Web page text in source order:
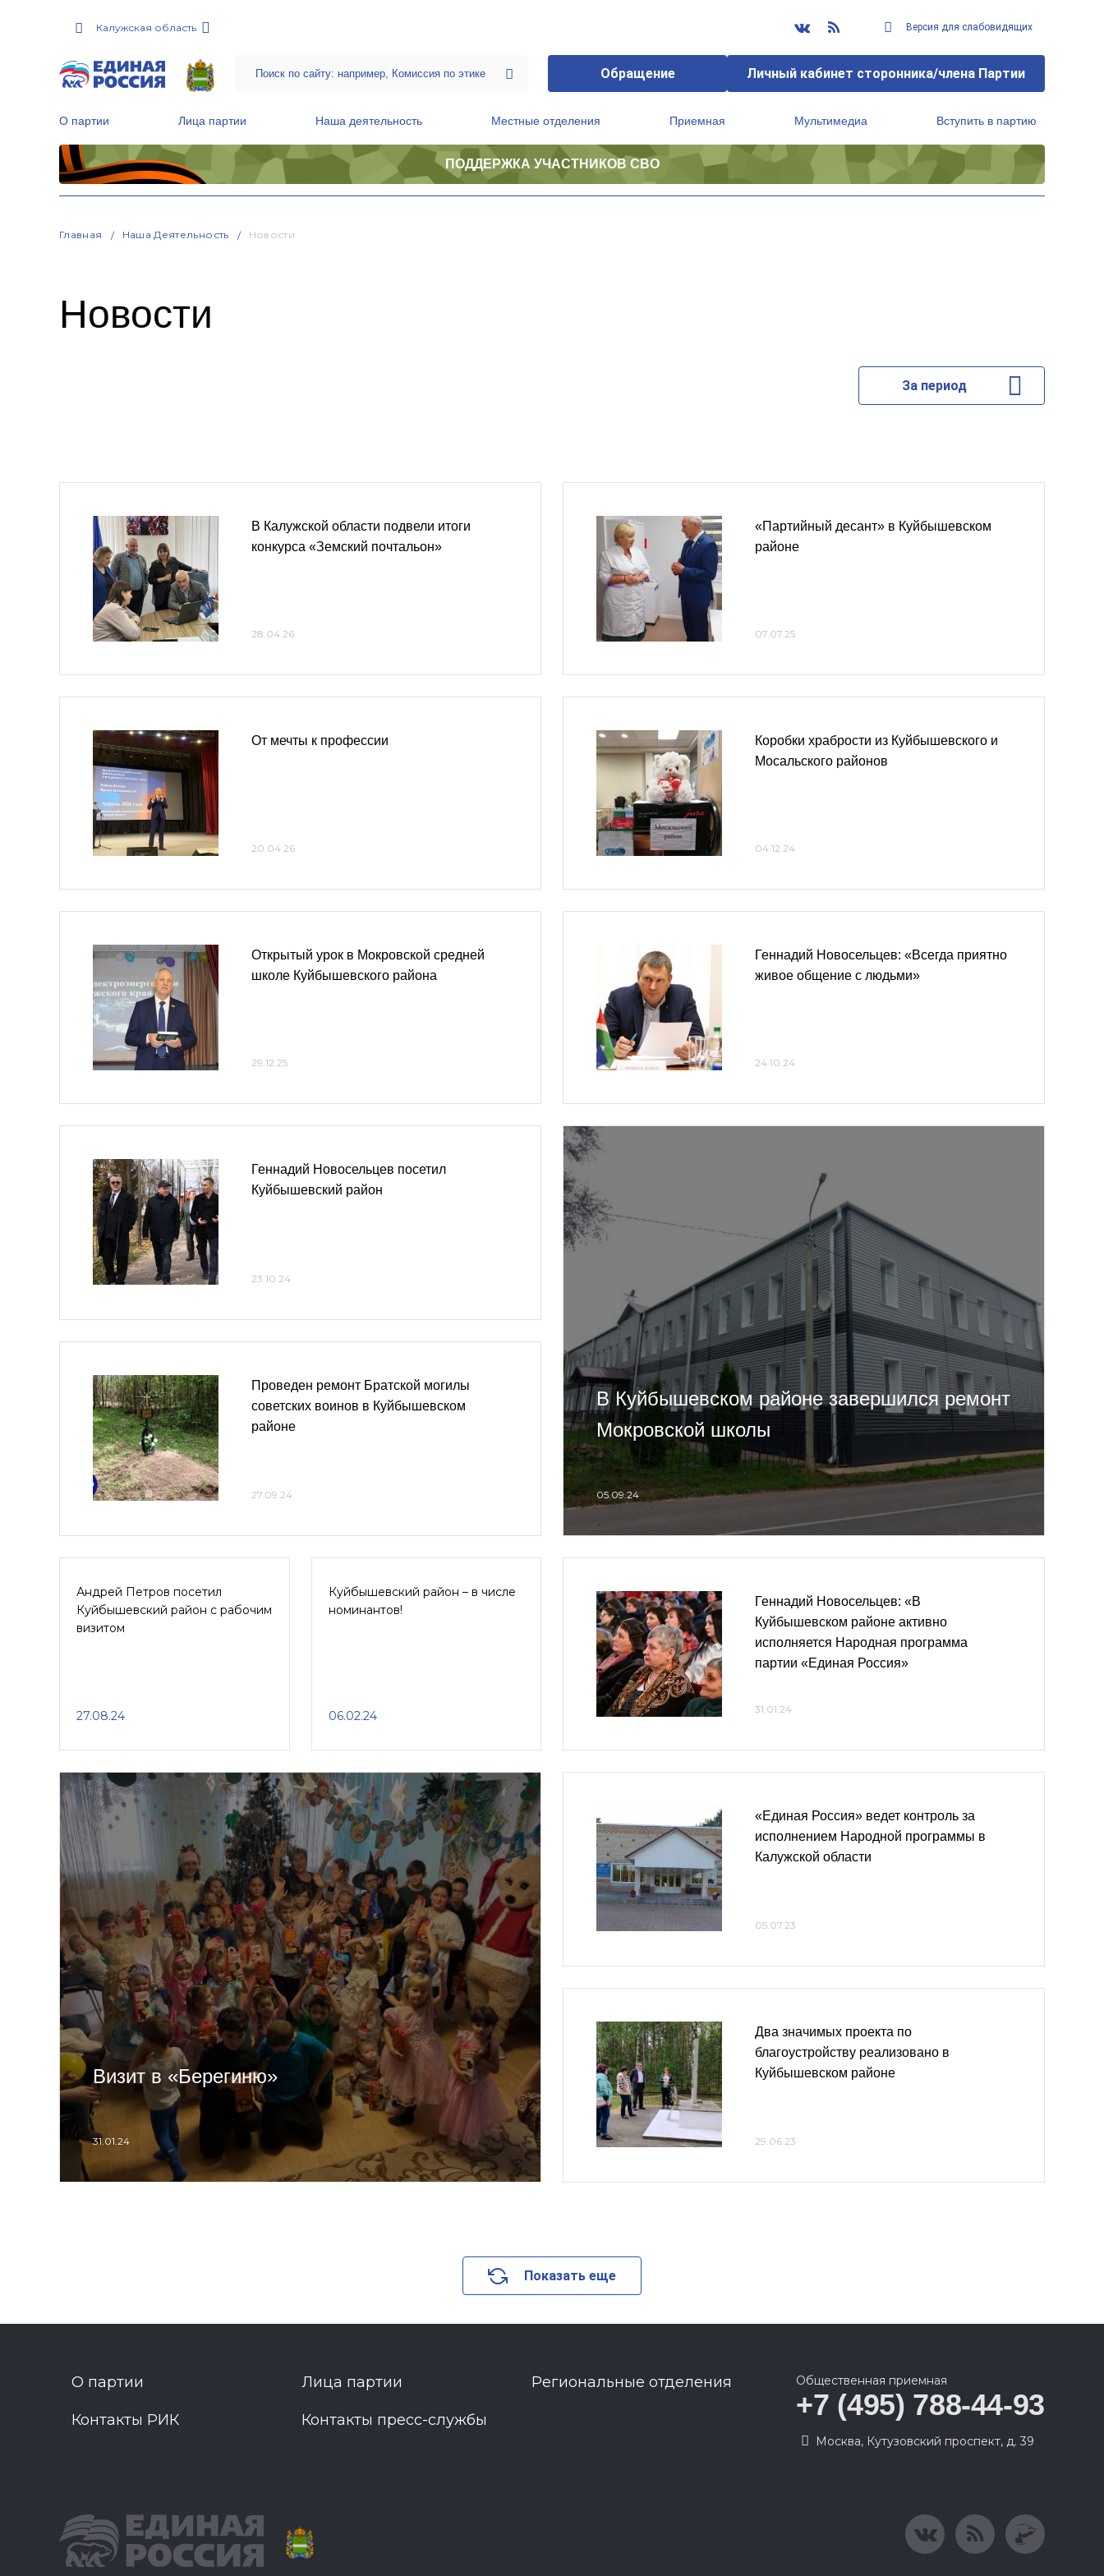
Калужская область Версия для слабовидящих
Обращение Личный кабинет сторонника/члена Партии
О партии Лица партии Наша деятельность Местные отделения Приемная Мультимедиа Вступить в партию
ПОДДЕРЖКА УЧАСТНИКОВ СВО
Главная Наша Деятельность Новости
Новости
За период
В Калужской области подвели итоги
конкурса «Земский почтальон»
28.04.26
От мечты к профессии
20.04.26
Открытый урок в Мокровской средней
школе Куйбышевского района
29.12.25
«Партийный десант» в Куйбышевском
районе
07.07.25
Коробки храбрости из Куйбышевского и
Мосальского районов
04.12.24
Геннадий Новосельцев: «Всегда приятно
живое общение с людьми»
24.10.24
Геннадий Новосельцев посетил
Куйбышевский район
23.10.24
Проведен ремонт Братской могилы
советских воинов в Куйбышевском
районе
27.09.24
В Куйбышевском районе завершился ремонт
Мокровской школы
05.09.24
Андрей Петров посетил
Куйбышевский район с рабочим
визитом
27.08.24
Куйбышевский район – в числе
номинантов!
06.02.24
Геннадий Новосельцев: «В
Куйбышевском районе активно
исполняется Народная программа
партии «Единая Россия»
31.01.24
Визит в «Берегиню»
31.01.24
«Единая Россия» ведет контроль за
исполнением Народной программы в
Калужской области
05.07.23
Два значимых проекта по
благоустройству реализовано в
Куйбышевском районе
29.06.23
Показать еще
О партии Лица партии Региональные отделения
Контакты РИК Контакты пресс-службы
Общественная приемная
+7 (495) 788-44-93
Москва, Кутузовский проспект, д. 39